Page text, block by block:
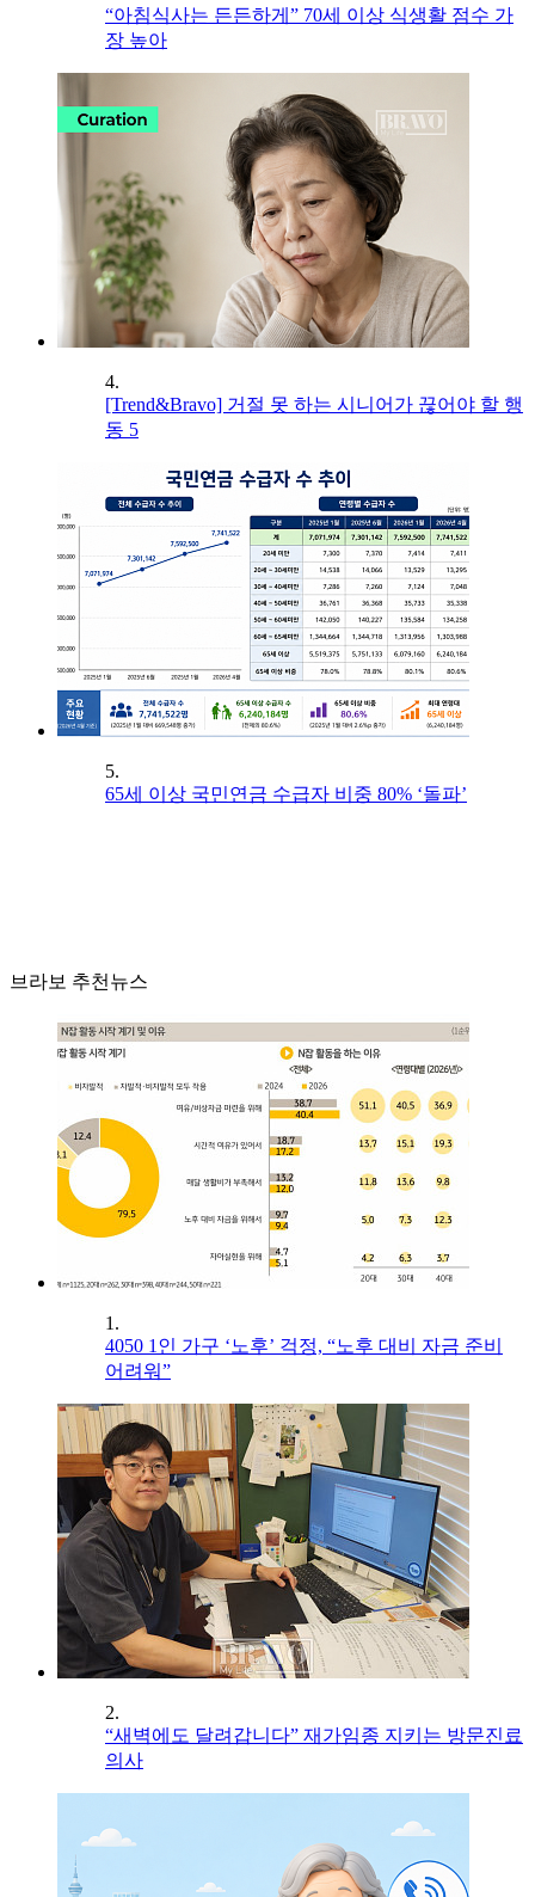
“아침식사는 든든하게” 70세 이상 식생활 점수 가
장 높아
4.
[Trend&Bravo] 거절 못 하는 시니어가 끊어야 할 행
동 5
5.
65세 이상 국민연금 수급자 비중 80% ‘돌파’
브라보 추천뉴스
1.
4050 1인 가구 ‘노후’ 걱정, “노후 대비 자금 준비
어려워”
2.
“새벽에도 달려갑니다” 재가임종 지키는 방문진료
의사